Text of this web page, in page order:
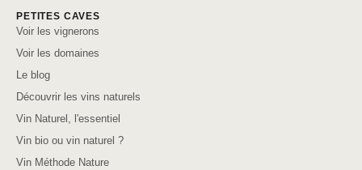
PETITES CAVES
Voir les vignerons
Voir les domaines
Le blog
Découvrir les vins naturels
Vin Naturel, l'essentiel
Vin bio ou vin naturel ?
Vin Méthode Nature